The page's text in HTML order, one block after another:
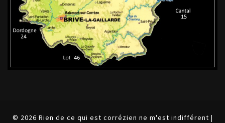
© 2026 Rien de ce qui est corrézien ne m'est indifférent |